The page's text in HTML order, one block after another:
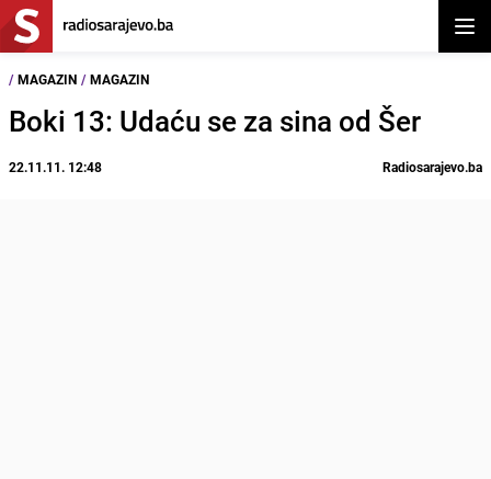
/ MAGAZIN / MAGAZIN
Boki 13: Udaću se za sina od Šer
22.11.11. 12:48 Radiosarajevo.ba